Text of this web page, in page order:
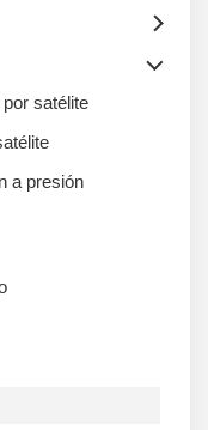
satélite
a presión